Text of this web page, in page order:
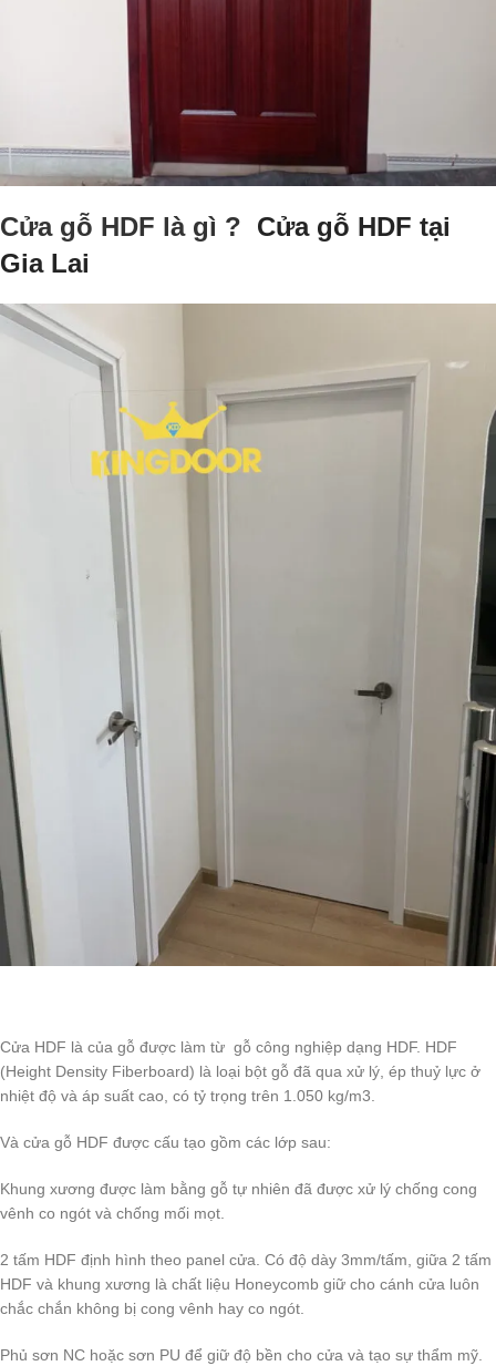
Cửa gỗ HDF là gì ? Cửa gỗ HDF tại
Gia Lai
Cửa HDF là của gỗ được làm từ gỗ công nghiệp dạng HDF. HDF
(Height Density Fiberboard) là loại bột gỗ đã qua xử lý, ép thuỷ lực ở
nhiệt độ và áp suất cao, có tỷ trọng trên 1.050 kg/m3.
Và cửa gỗ HDF được cấu tạo gồm các lớp sau:
Khung xương được làm bằng gỗ tự nhiên đã được xử lý chống cong
vênh co ngót và chống mối mọt.
2 tấm HDF định hình theo panel cửa. Có độ dày 3mm/tấm, giữa 2 tấm
HDF và khung xương là chất liệu Honeycomb giữ cho cánh cửa luôn
chắc chắn không bị cong vênh hay co ngót.
Phủ sơn NC hoặc sơn PU để giữ độ bền cho cửa và tạo sự thẩm mỹ.